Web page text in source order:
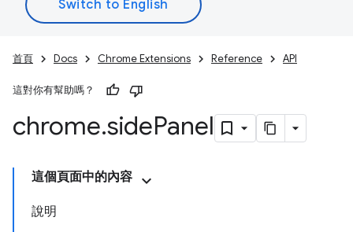
首頁 Docs Chrome Extensions Reference API
這對你有幫助嗎？
chrome.sidePanel
這個頁面中的內容
說明